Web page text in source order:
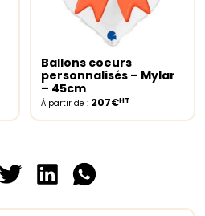
Select options
Ballons coeurs
personnalisés – Mylar
– 45cm
À partir de : 207€HT